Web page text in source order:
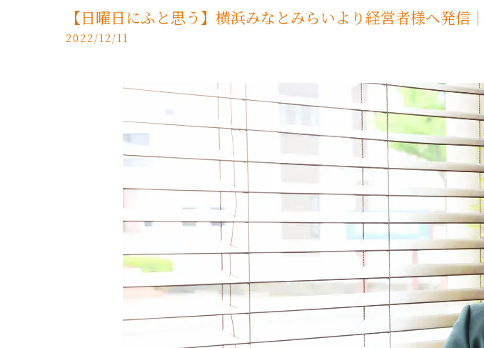
【日曜日にふと思う】横浜みなとみらいより経営者様へ発
2022/12/11